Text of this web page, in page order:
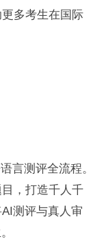
多考生在国际
言测评全流程。
，打造千人千
测评与真人审